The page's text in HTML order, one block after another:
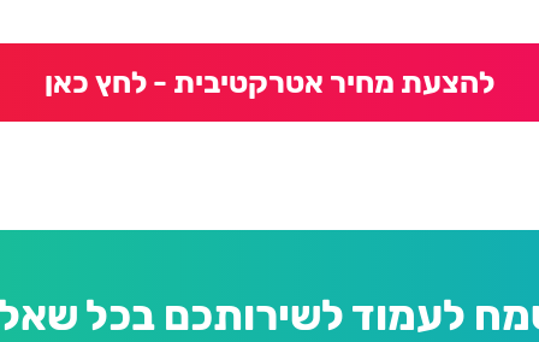
להצעת מחיר אטרקטיבית - לחץ כאן
לעמוד לשירותכם בכל